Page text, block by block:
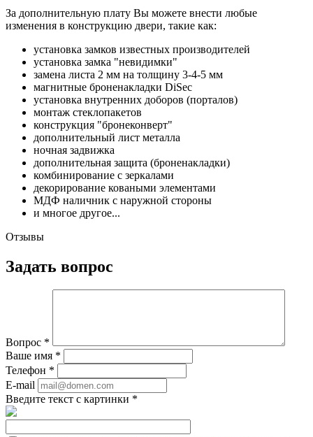
За дополнительную плату Вы можете внести любые
изменения в конструкцию двери, такие как:
установка замков известных производителей
установка замка "невидимки"
замена листа 2 мм на толщину 3-4-5 мм
магнитные броненакладки DiSec
установка внутренних доборов (порталов)
монтаж стеклопакетов
конструкция "бронеконверт"
дополнительный лист металла
ночная задвижка
дополнительная защита (броненакладки)
комбинирование с зеркалами
декорирование коваными элементами
МДФ наличник с наружной стороны
и многое другое...
Отзывы
Задать вопрос
Вопрос *
Ваше имя *
Телефон *
E-mail
Введите текст с картинки *